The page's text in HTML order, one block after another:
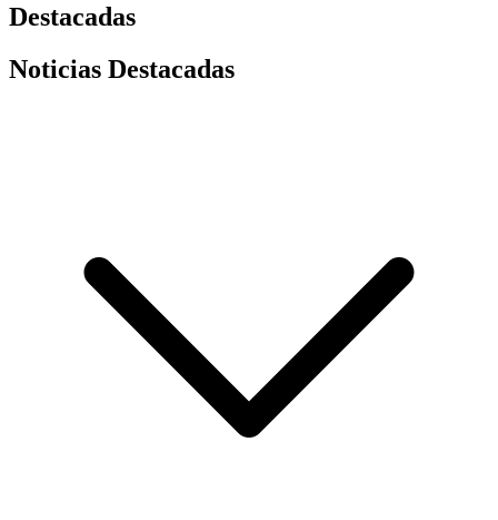
Destacadas
Noticias Destacadas